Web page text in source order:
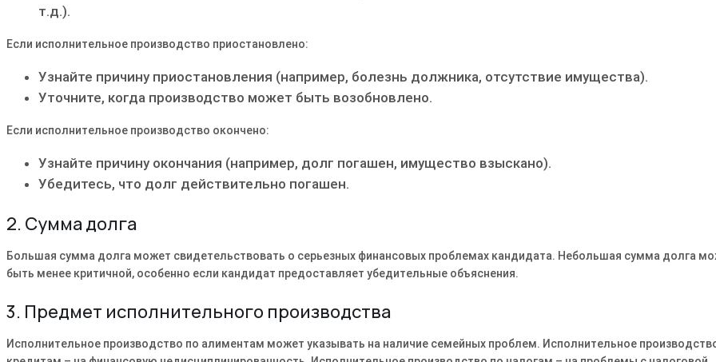
т.д.).
Если исполнительное производство приостановлено:
Узнайте причину приостановления (например, болезнь должника, отсутствие имущества).
Уточните, когда производство может быть возобновлено.
Если исполнительное производство окончено:
Узнайте причину окончания (например, долг погашен, имущество взыскано).
Убедитесь, что долг действительно погашен.
2. Сумма долга
Большая сумма долга может свидетельствовать о серьезных финансовых проблемах кандидата. Небольшая сумма долга
быть менее критичной, особенно если кандидат предоставляет убедительные объяснения.
3. Предмет исполнительного производства
Исполнительное производство по алиментам может указывать на наличие семейных проблем. Исполнительное